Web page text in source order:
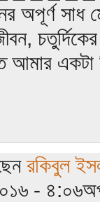
অপূর্ণ সাধ
চতুর্দিকের
আমার একটা
রকিবুল
-